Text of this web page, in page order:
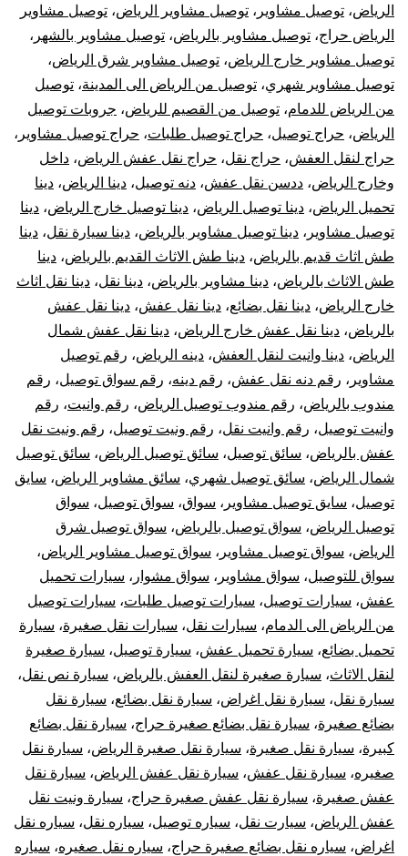
الرياض، توصيل مشاوير ، توصيل مشاوير الرياض، توصيل مشاوير
الرياض حراج، توصيل مشاوير بالرياض، توصيل مشاوير بالشهر ،
توصيل مشاوير خارج الرياض، توصيل مشاوير شرق الرياض،
توصيل مشاوير شهري، توصيل من الرياض الى المدينة، توصيل
من الرياض للدمام، توصيل من القصيم للرياض، جروبات توصيل
الرياض، حراج توصيل، حراج توصيل طلبات، حراج توصيل مشاوير ،
حراج لنقل العفش، حراج نقل، حراج نقل عفش الرياض، داخل
وخارج الرياض، ددسن نقل عفش، دنه توصيل، دينا الرياض، دينا
تحميل الرياض، دينا توصيل الرياض، دينا توصيل خارج الرياض، دينا
توصيل مشاوير ، دينا توصيل مشاوير بالرياض، دينا سيارة نقل، دينا
طش اثاث قديم بالرياض، دينا طش الاثاث القديم بالرياض، دينا
طش الاثاث بالرياض، دينا مشاوير بالرياض، دينا نقل، دينا نقل اثاث
خارج الرياض، دينا نقل بضائع، دينا نقل عفش، دينا نقل عفش
بالرياض، دينا نقل عفش خارج الرياض، دينا نقل عفش شمال
الرياض، دينا وانيت لنقل العفش، دينه الرياض، رقم توصيل
مشاوير ، رقم دنه نقل عفش، رقم دينه، رقم سواق توصيل، رقم
مندوب بالرياض، رقم مندوب توصيل الرياض، رقم وانيت، رقم
وانيت توصيل، رقم وانيت نقل، رقم ونيت توصيل، رقم ونيت نقل
عفش بالرياض، سائق توصيل، سائق توصيل الرياض، سائق توصيل
شمال الرياض، سائق توصيل شهري، سائق مشاوير الرياض، سايق
توصيل، سايق توصيل مشاوير ، سواق، سواق توصيل، سواق
توصيل الرياض، سواق توصيل بالرياض، سواق توصيل شرق
الرياض، سواق توصيل مشاوير ، سواق توصيل مشاوير الرياض،
سواق للتوصيل، سواق مشاوير ، سواق مشوار ، سيارات تحميل
عفش، سيارات توصيل، سيارات توصيل طلبات، سيارات توصيل
من الرياض الى الدمام، سيارات نقل، سيارات نقل صغيرة، سيارة
تحميل بضائع، سيارة تحميل عفش، سيارة توصيل، سيارة صغيرة
لنقل الاثاث، سيارة صغيرة لنقل العفش بالرياض، سيارة نص نقل،
سيارة نقل، سيارة نقل اغراض، سيارة نقل بضائع، سيارة نقل
بضائع صغيرة، سيارة نقل بضائع صغيرة حراج، سيارة نقل بضائع
كبيرة، سيارة نقل صغيرة، سيارة نقل صغيرة الرياض، سيارة نقل
صغيره، سيارة نقل عفش، سيارة نقل عفش الرياض، سيارة نقل
عفش صغيرة، سيارة نقل عفش صغيرة حراج، سيارة ونيت نقل
عفش الرياض، سيارت نقل، سياره توصيل، سياره نقل، سياره نقل
اغراض، سياره نقل بضائع صغيرة حراج، سياره نقل صغيره، سياره